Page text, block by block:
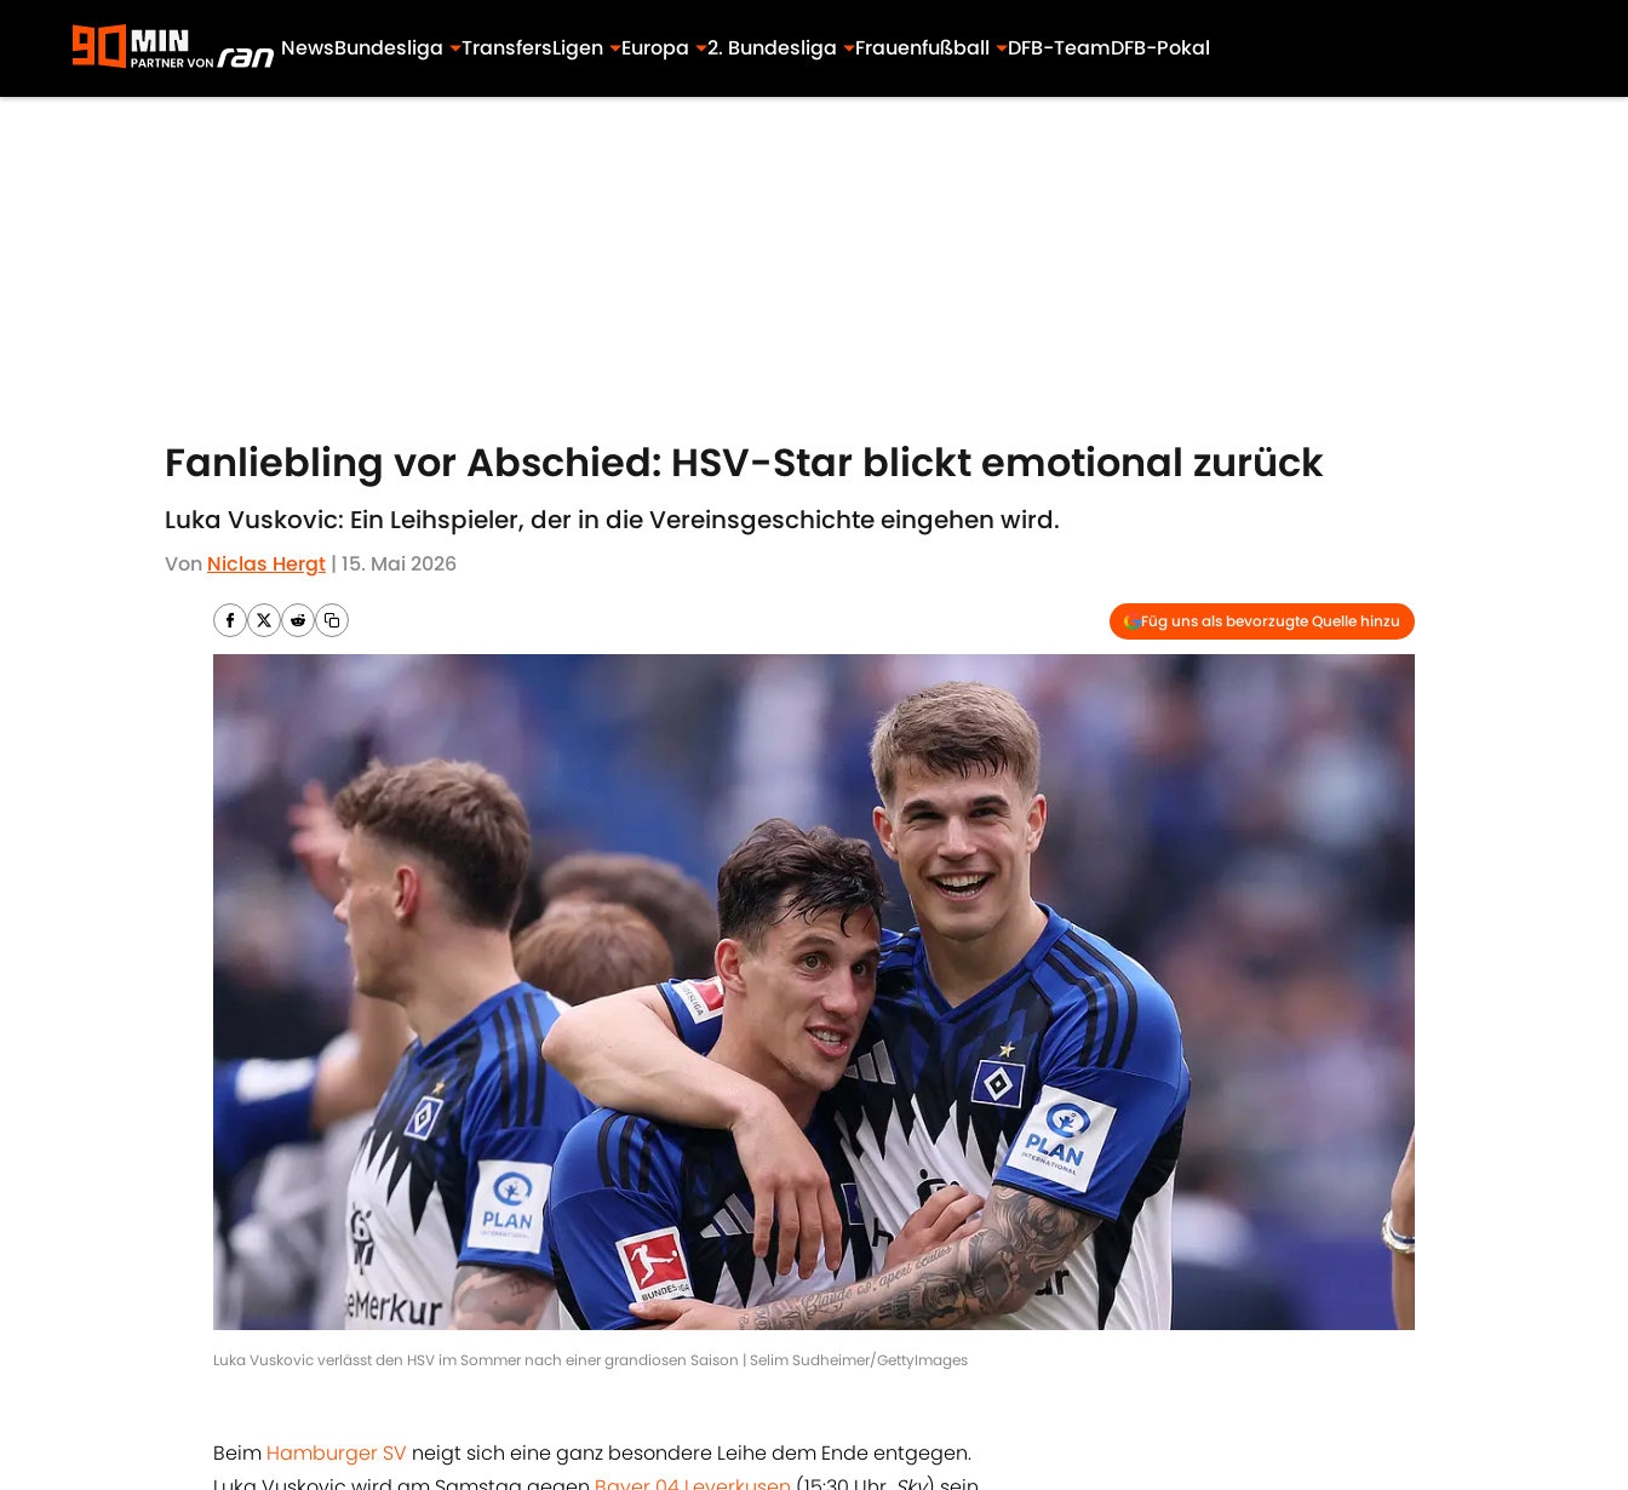
NewsBundesliga TransfersLigen Europa 2. Bundesliga Frauenfußball DFB-TeamDFB-Pokal
Fanliebling vor Abschied: HSV-Star blickt emotional zurück
Luka Vuskovic: Ein Leihspieler, der in die Vereinsgeschichte eingehen wird.
Von Niclas Hergt | 15. Mai 2026
Füg uns als bevorzugte Quelle hinzu
Luka Vuskovic verlässt den HSV im Sommer nach einer grandiosen Saison | Selim Sudheimer/GettyImages
Beim Hamburger SV neigt sich eine ganz besondere Leihe dem Ende entgegen.